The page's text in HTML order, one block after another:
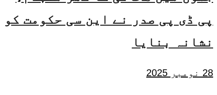
پی ڈی پی صدر نے این سی حکومت کو
نشانہ بنایا
28 نومبر 2025